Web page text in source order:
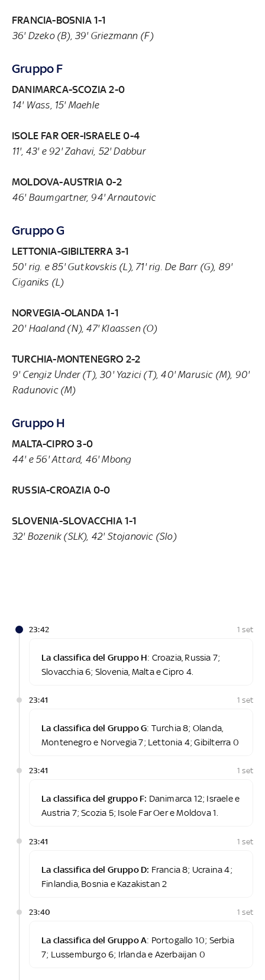
FRANCIA-BOSNIA 1-1
36' Dzeko (B), 39' Griezmann (F)
Gruppo F
DANIMARCA-SCOZIA 2-0
14' Wass, 15' Maehle
ISOLE FAR OER-ISRAELE 0-4
11', 43' e 92' Zahavi, 52' Dabbur
MOLDOVA-AUSTRIA 0-2
46' Baumgartner, 94' Arnautovic
Gruppo G
LETTONIA-GIBILTERRA 3-1
50' rig. e 85' Gutkovskis (L), 71' rig. De Barr (G), 89'
Ciganiks (L)
NORVEGIA-OLANDA 1-1
20' Haaland (N), 47' Klaassen (O)
TURCHIA-MONTENEGRO 2-2
9' Cengiz Under (T), 30' Yazici (T), 40' Marusic (M), 90'
Radunovic (M)
Gruppo H
MALTA-CIPRO 3-0
44' e 56' Attard, 46' Mbong
RUSSIA-CROAZIA 0-0
SLOVENIA-SLOVACCHIA 1-1
32' Bozenik (SLK), 42' Stojanovic (Slo)
23:42 1 set
La classifica del Gruppo H: Croazia, Russia 7;
Slovacchia 6; Slovenia, Malta e Cipro 4.
23:41 1 set
La classifica del Gruppo G: Turchia 8; Olanda,
Montenegro e Norvegia 7; Lettonia 4; Gibilterra 0
23:41 1 set
La classifica del gruppo F: Danimarca 12; Israele e
Austria 7; Scozia 5; Isole Far Oer e Moldova 1.
23:41 1 set
La classifica del Gruppo D: Francia 8; Ucraina 4;
Finlandia, Bosnia e Kazakistan 2
23:40 1 set
La classifica del Gruppo A: Portogallo 10; Serbia
7; Lussemburgo 6; Irlanda e Azerbaijan 0